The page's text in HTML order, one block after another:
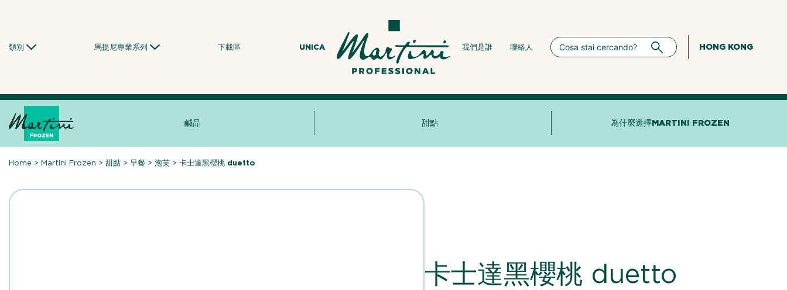
類別 馬提尼專業系列 下載區 UNICA 我們是誰 聯絡人 HONG KONG
鹹品 甜點 為什麼選擇MARTINI FROZEN
Home >Martini Frozen >甜點 >早餐 >泡芙 >卡士達黑櫻桃 duetto
卡士達黑櫻桃 duetto